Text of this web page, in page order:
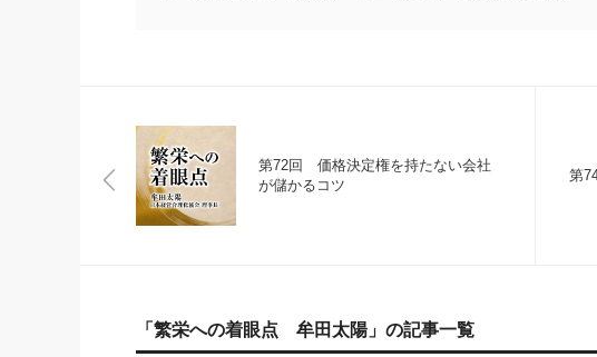
第72回 価格決定権を持たない会社
が儲かるコツ
第
「繁栄への着眼点 牟田太陽」の記事一覧